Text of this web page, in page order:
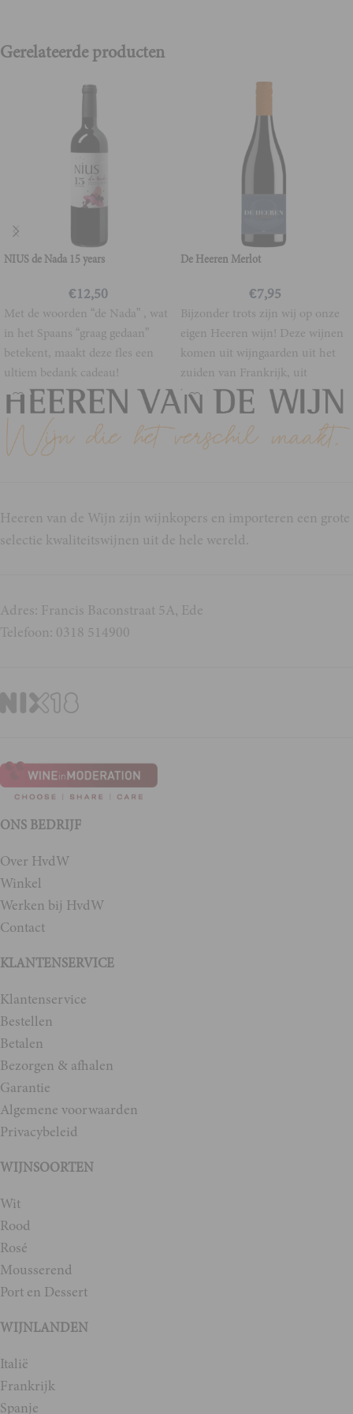
Gerelateerde producten
NIUS de Nada 15 years
€12,50
Met de woorden “de Nada” , wat
in het Spaans “graag gedaan”
betekent, maakt deze fles een
ultiem bedank cadeau!
De Heeren Merlot
€7,95
Bijzonder trots zijn wij op onze
eigen Heeren wijn! Deze wijnen
komen uit wijngaarden uit het
zuiden van Frankrijk, uit
Heeren van de Wijn zijn wijnkopers en importeren een grote
selectie kwaliteitswijnen uit de hele wereld.
Adres: Francis Baconstraat 5A, Ede
Telefoon: 0318 514900
ONS BEDRIJF
Over HvdW
Winkel
Werken bij HvdW
Contact
KLANTENSERVICE
Klantenservice
Bestellen
Betalen
Bezorgen & afhalen
Garantie
Algemene voorwaarden
Privacybeleid
WIJNSOORTEN
Wit
Rood
Rosé
Mousserend
Port en Dessert
WIJNLANDEN
Italië
Frankrijk
Spanje